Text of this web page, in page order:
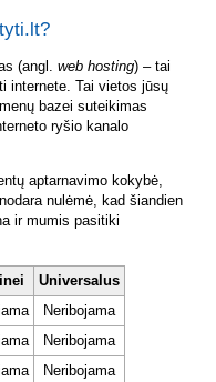
(angl. web hosting) – tai
internete. Tai vietos jūsų
bazei suteikimas
ryšio kanalo
aptarnavimo kokybė,
nulėmė, kad šiandien
ir mumis pasitiki
Universalus
Neribojama
Neribojama
Neribojama